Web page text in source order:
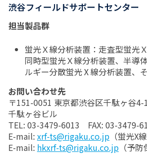
渋谷フィールドサポートセンター
担当製品群
蛍光Ｘ線分析装置：走査型蛍光
同時型蛍光Ｘ線分析装置、半導
ルギー分散蛍光Ⅹ線分析装置、
お問い合わせ先
〒151-0051 東京都渋谷区千駄ヶ谷
千駄ヶ谷ビル
TEL: 03-3479-6013 FAX: 03-3479-
E-mail: xrf-ts@rigaku.co.jp （蛍光X
E-mail: hkxrf-ts@rigaku.co.jp （予